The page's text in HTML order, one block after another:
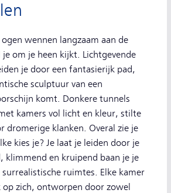
wennen langzaam aan de
om je heen kijkt. Lichtgevende
je door een fantasierijk pad,
sculptuur van een
komt. Donkere tunnels
kamers vol licht en kleur, stilte
dromerige klanken. Overal zie je
kies je? Je laat je leiden door je
klimmend en kruipend baan je je
ruimtes. Elke kamer
op zich, ontworpen door zowel